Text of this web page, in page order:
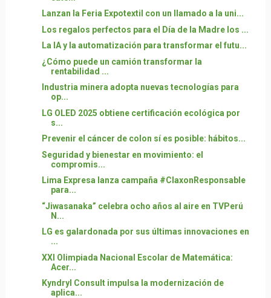
Lanzan la Feria Expotextil con un llamado a la uni...
Los regalos perfectos para el Día de la Madre los ...
La IA y la automatización para transformar el futu...
¿Cómo puede un camión transformar la
rentabilidad ...
Industria minera adopta nuevas tecnologías para
op...
LG OLED 2025 obtiene certificación ecológica por
s...
Prevenir el cáncer de colon sí es posible: hábitos...
Seguridad y bienestar en movimiento: el
compromis...
Lima Expresa lanza campaña #ClaxonResponsable
para...
“Jiwasanaka” celebra ocho años al aire en TVPerú
N...
LG es galardonada por sus últimas innovaciones en
...
XXI Olimpiada Nacional Escolar de Matemática:
Acer...
Kyndryl Consult impulsa la modernización de
aplica...